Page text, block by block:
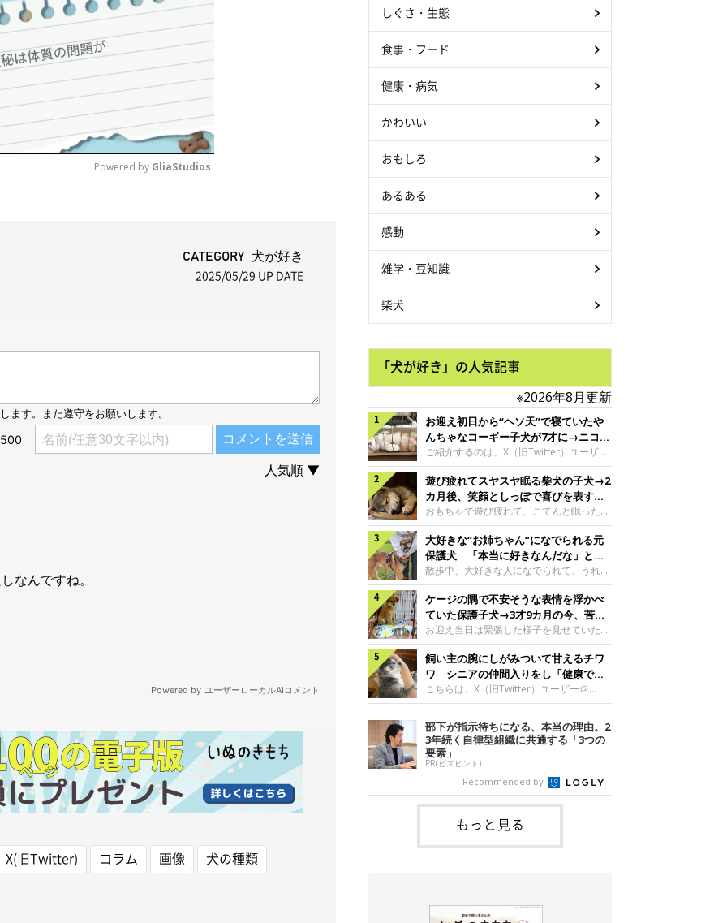
Powered by GliaStudios
CATEGORY 犬が好き
2025/05/29 UP DATE
X(旧Twitter) コラム 画像 犬の種類
しぐさ・生態
食事・フード
健康・病気
かわいい
おもしろ
あるある
感動
雑学・豆知識
柴犬
「犬が好き」の人気記事
※2026年8月更新
お迎え初日から“ヘソ天”で寝ていたや
んちゃなコーギー子犬が7才に→ニコニ
コ“コーギースマイル”が魅力のコに成
長！
ご紹介するのは、X（旧Twitter）ユーザー
＠Kus1oKg2vsgdWS2さんの愛犬でウェル
シュ・コーギー・ペンブロークの神楽ちゃ
ん。今年の8月で7才になるという神楽ちゃ
んですが、いったいどんな子犬時代を過ご
したのでしょうか。今回は、神楽ちゃんの
成長を飼い主さんと振り返ります！神楽ち
ゃんの成長について聞いた！お迎えから数
日後の神楽ちゃん（撮影時生後2カ月）＠
Kus1oKg2vsgdWS2――お迎え当初の神楽
ちゃんの様子について教えてください。飼
い主さん： 「お迎え当日から“ヘソ天”で寝
るようなコでし
遊び疲れてスヤスヤ眠る柴犬の子犬→2
カ月後、笑顔としっぽで喜びを表すコ
に成長！
おもちゃで遊び疲れて、こてんと眠った子
犬。あれから2カ月、表情や行動にさまざ
まな変化が見られるようになりました。遊
び疲れて眠る生後2カ月のなっちゃん遊び
疲れた様子のなっちゃん。@Pkndg_紹介
するのは、X（旧Twitter）ユーザー
@Pkndg_さんの愛犬・なっちゃん（取材
時、生後4カ月／柴犬）。こちらの写真
は、なっちゃんが生後2カ月のころに撮影
された一枚です。この日、なっちゃんは家
族と一緒におもちゃで遊んでいました。た
くさん遊んで疲れたのか、その後は眠り始
めたそうです。眠るなっちゃん。
@Pkndg_
大好きな“お姉ちゃん”になでられる元
保護犬 「本当に好きなんだな」と感
じる表情にほっこり
散歩中、大好きな人になでられて、うれし
そうな表情を見せる元保護犬。甘えるよう
な姿に、見ているこちらまでほっこりしま
す。大好きな“お姉ちゃん”に甘える小次郎
くん妹さんになでてもらい、うれしそうな
表情を見せる小次郎くん（2026年6月撮
影）。@mika_Jimmy紹介するのは、X（旧
Twitter）ユーザー@mika_Jimmyさんの愛
犬・小次郎くん（撮影時5才）。こちら
は、飼い主さんの妹さんと一緒に散歩をし
日、飼い主さんは実家から自宅へ帰る途
中、妹さんと公園で待ち合わせ
ケージの隅で不安そうな表情を浮かべ
ていた保護子犬→3才9カ月の今、苦手
を克服し頼もしいコに成長！
お迎え当日は緊張した様子を見せていた元
野犬の保護子犬。あれから約3年半、苦手
だったことを一つひとつ克服し、家族に寄
り添う姿を見せています。お迎え当日、ケ
ージの隅で不安そうにお迎え当日のシルビ
アちゃん。@nemonemotos今回紹介する
のは、X（旧Twitter）ユーザー
@nemonemotosさんの愛犬・シルビアち
ゃん（撮影当時、生後推定2カ月）。飼い
主さんが「#最初に撮った一枚」として投
稿した写真には、ケージの隅で不安そうな
表情を浮かべるシルビアちゃんの姿が写っ
ていました。こちらは、保護犬だったシル
飼い主の腕にしがみついて甘えるチワ
ワ シニアの仲間入りをし「健康で穏
やかな暮らしが続いてほしい」と願う
こちらは、X（旧Twitter）ユーザー＠
kotubusuke617さんが投稿した写真。写
っているのは、愛犬でチワワのつぶしゃん
（本名：こつぶちゃん）です。飼い主さん
の腕にしがみつくつぶしゃん（撮影時6
才）＠kotubusuke617撮影当時の状況に
ついて伺うと、飼い主さんはこう教えてく
れました。飼い主さん： 「ある休日のこ
とです。私がソファに座った途端にひざの
上にのってきたので、そのままなでながら
テレビを見ていたのですが、微動だにしな
いので気になって見てみると、腕にしがみ
部下が指示待ちになる、本当の理由。2
3年続く自律型組織に共通する「3つの
要素」
PR(ビズヒント)
Recommended by
もっと見る